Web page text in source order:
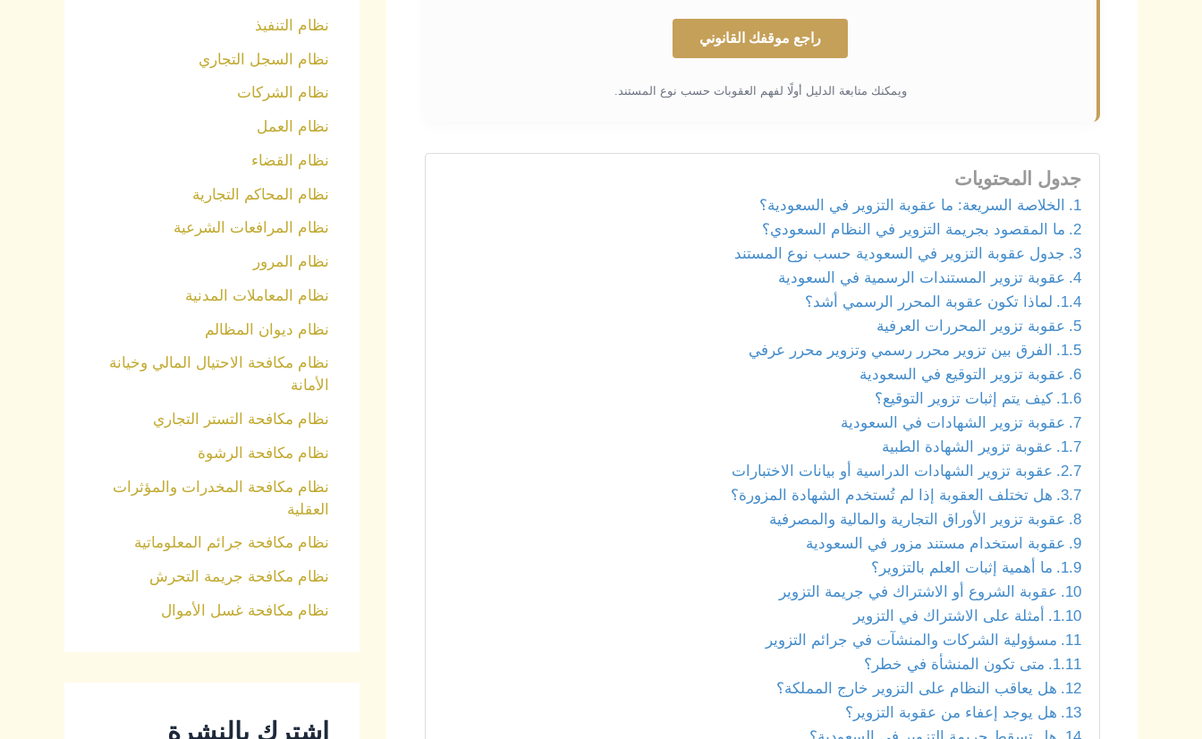
راجع موقفك القانوني
ويمكنك متابعة الدليل أولًا لفهم العقوبات حسب نوع المستند.
جدول المحتويات
الخلاصة السريعة: ما عقوبة التزوير في السعودية؟
ما المقصود بجريمة التزوير في النظام السعودي؟
جدول عقوبة التزوير في السعودية حسب نوع المستند
عقوبة تزوير المستندات الرسمية في السعودية
لماذا تكون عقوبة المحرر الرسمي أشد؟
عقوبة تزوير المحررات العرفية
الفرق بين تزوير محرر رسمي وتزوير محرر عرفي
عقوبة تزوير التوقيع في السعودية
كيف يتم إثبات تزوير التوقيع؟
عقوبة تزوير الشهادات في السعودية
عقوبة تزوير الشهادة الطبية
عقوبة تزوير الشهادات الدراسية أو بيانات الاختبارات
هل تختلف العقوبة إذا لم تُستخدم الشهادة المزورة؟
عقوبة تزوير الأوراق التجارية والمالية والمصرفية
عقوبة استخدام مستند مزور في السعودية
ما أهمية إثبات العلم بالتزوير؟
عقوبة الشروع أو الاشتراك في جريمة التزوير
أمثلة على الاشتراك في التزوير
مسؤولية الشركات والمنشآت في جرائم التزوير
متى تكون المنشأة في خطر؟
هل يعاقب النظام على التزوير خارج المملكة؟
هل يوجد إعفاء من عقوبة التزوير؟
نظام التنفيذ
نظام السجل التجاري
نظام الشركات
نظام العمل
نظام القضاء
نظام المحاكم التجارية
نظام المرافعات الشرعية
نظام المرور
نظام المعاملات المدنية
نظام ديوان المظالم
نظام مكافحة الاحتيال المالي وخيانة
الأمانة
نظام مكافحة التستر التجاري
نظام مكافحة الرشوة
نظام مكافحة المخدرات والمؤثرات
العقلية
نظام مكافحة جرائم المعلوماتية
نظام مكافحة جريمة التحرش
نظام مكافحة غسل الأموال
اشترك بالنشرة